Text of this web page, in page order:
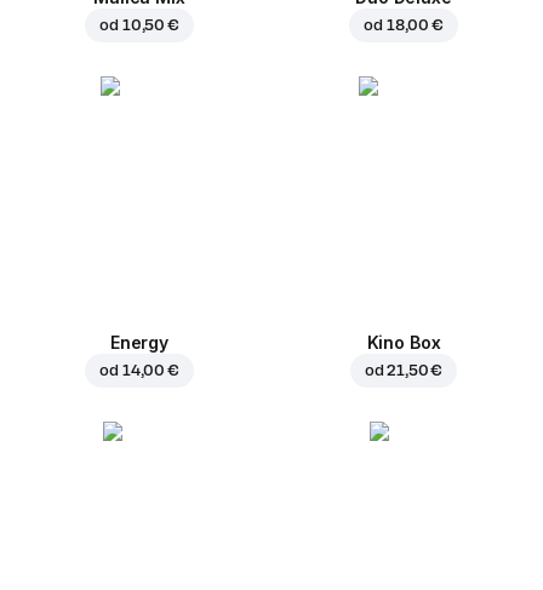
od 10,50 € od 18,00 €
Energy
od 14,00 €
Kino Box
od21,50 €